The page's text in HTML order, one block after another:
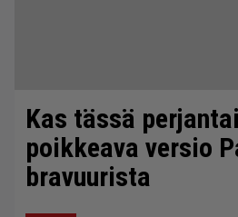
Kas tässä
poikkeava versio
bravuurista